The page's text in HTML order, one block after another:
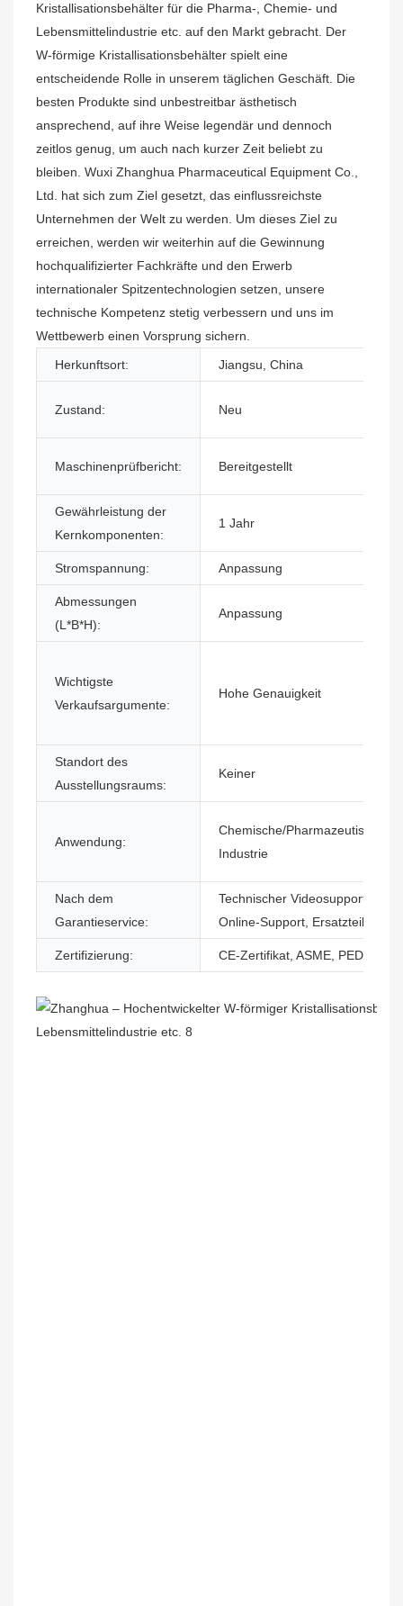
Kristallisationsbehälter für die Pharma-, Chemie- und
Lebensmittelindustrie etc. auf den Markt gebracht. Der
W-förmige Kristallisationsbehälter spielt eine
entscheidende Rolle in unserem täglichen Geschäft. Die
besten Produkte sind unbestreitbar ästhetisch
ansprechend, auf ihre Weise legendär und dennoch
zeitlos genug, um auch nach kurzer Zeit beliebt zu
bleiben. Wuxi Zhanghua Pharmaceutical Equipment Co.,
Ltd. hat sich zum Ziel gesetzt, das einflussreichste
Unternehmen der Welt zu werden. Um dieses Ziel zu
erreichen, werden wir weiterhin auf die Gewinnung
hochqualifizierter Fachkräfte und den Erwerb
internationaler Spitzentechnologien setzen, unsere
technische Kompetenz stetig verbessern und uns im
Wettbewerb einen Vorsprung sichern.
Herkunftsort:
Jiangsu, China
Zustand: Neu
Maschinenprüfbericht: Bereitgestellt
Gewährleistung der
Kernkomponenten:
1 Jahr
Stromspannung: Anpassung
Abmessungen
(L*B*H):
Anpassung
Wichtigste
Verkaufsargumente:
Hohe Genauigkeit
Standort des
Ausstellungsraums:
Keiner
Anwendung:
Chemische/Pharmazeutische
Industrie
Nach dem
Garantieservice:
Technischer Videosupport,
Online-Support, Ersatzteile
Zertifizierung: CE-Zertifikat, ASME, PED...